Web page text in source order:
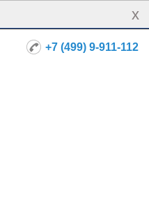
+7 (499) 9-911-112
x